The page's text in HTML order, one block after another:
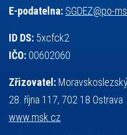
E-podatelna: SGDEZ@po-
ID DS: 5xcfck2
IČO: 00602060
Zřizovatel:
28. října 117, 702 18 Ostrava
www.msk.cz